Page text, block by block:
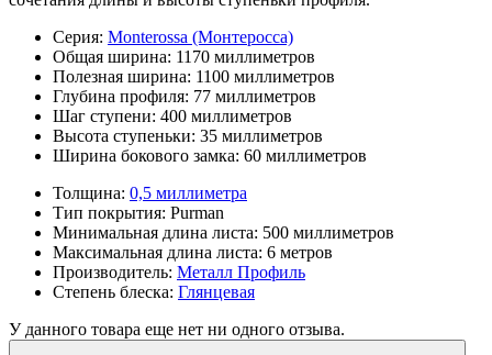
Серия: Monterossa (Монтеросса)
Общая ширина: 1170 миллиметров
Полезная ширина: 1100 миллиметров
Глубина профиля: 77 миллиметров
Шаг ступени: 400 миллиметров
Высота ступеньки: 35 миллиметров
Ширина бокового замка: 60 миллиметров
Толщина: 0,5 миллиметра
Тип покрытия: Purman
Минимальная длина листа: 500 миллиметров
Максимальная длина листа: 6 метров
Производитель: Металл Профиль
Степень блеска: Глянцевая
У данного товара еще нет ни одного отзыва.